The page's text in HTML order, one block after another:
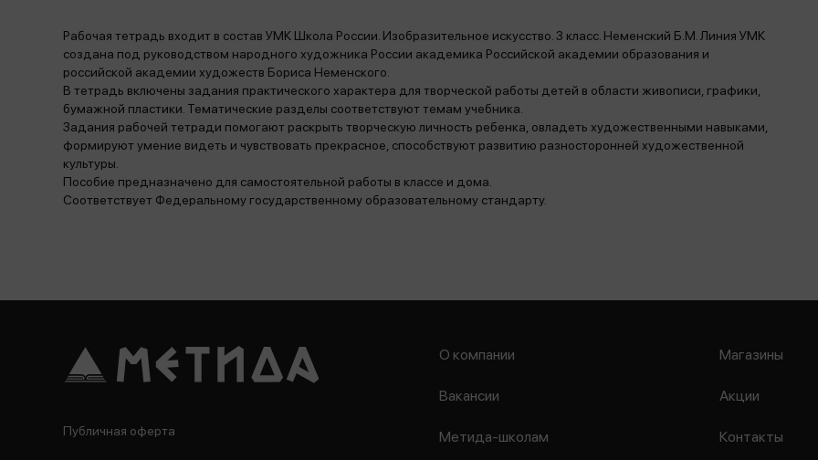
Рабочая тетрадь входит в состав УМК Школа России. Изобразительное искусство. 3 класс. Неменский Б.М. Линия УМК
создана под руководством народного художника России академика Российской академии образования и
российской академии художеств Бориса Неменского.
В тетрадь включены задания практического характера для творческой работы детей в области живописи, графики,
бумажной пластики. Тематические разделы соответствуют темам учебника.
Задания рабочей тетради помогают раскрыть творческую личность ребенка, овладеть художественными навыками,
формируют умение видеть и чувствовать прекрасное, способствуют развитию разносторонней художественной
культуры.
Пособие предназначено для самостоятельной работы в классе и дома.
Соответствует Федеральному государственному образовательному стандарту.
О компании
Вакансии
Метида-школам
Магазины
Акции
Контакты
Публичная оферта